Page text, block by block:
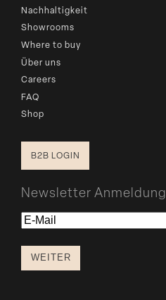
Nachhaltigkeit
Showrooms
Where to buy
Über uns
Careers
FAQ
Shop
B2B LOGIN
Newsletter Anmeldung
E-
WEITER